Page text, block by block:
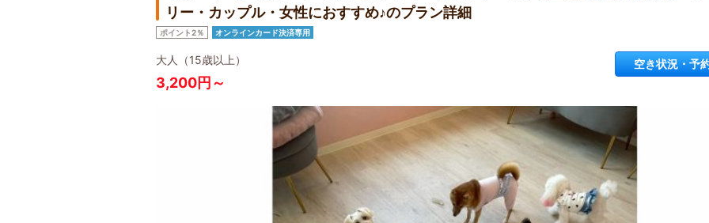
リー・カップル・女性におすすめ♪のプラン詳細
ポイント2％ オンラインカード決済専用
大人（15歳以上）
3,200円～
空き状況・予